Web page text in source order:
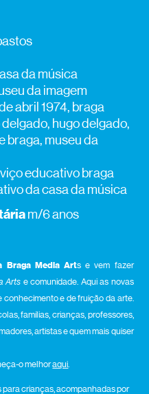
da música
da imagem
abril 1974, braga
hugo delgado,
braga, museu da
educativo braga
da casa da música
m/6 anos
Braga Media Arts e vem fazer
Arts e comunidade. Aqui as novas
e de fruição da arte.
famílias, crianças, professores,
artistas e quem mais quiser
o melhoraqui.
para crianças, acompanhadas por